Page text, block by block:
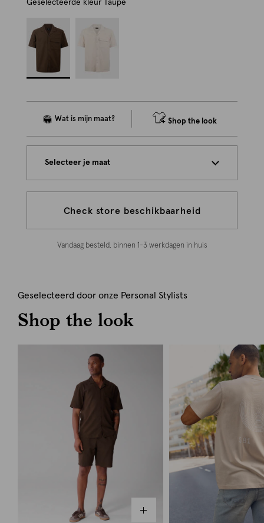
Geselecteerde kleur Taupe
Shop the look
Selecteer je maat
Check store beschikbaarheid
Vandaag besteld, binnen 1-3 werkdagen in huis
Geselecteerd door onze Personal Stylists
Shop the look